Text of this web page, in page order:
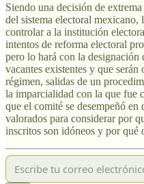
Siendo una decisión de
del sistema electoral mexicano,
controlar a la institución
intentos de reforma electoral
pero lo hará con la designación
vacantes existentes y que serán
régimen, salidas de un
la imparcialidad con la que fue
que el comité se desempeñó
valorados para considerar por
inscritos son idóneos y por qué